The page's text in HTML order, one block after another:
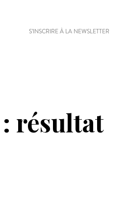
S’INSCRIRE À LA NEWSLETTER
résultat